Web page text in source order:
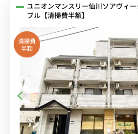
ユニオンマンスリー仙川ソアヴィ
ブル【清掃費半額】
清掃費
半額